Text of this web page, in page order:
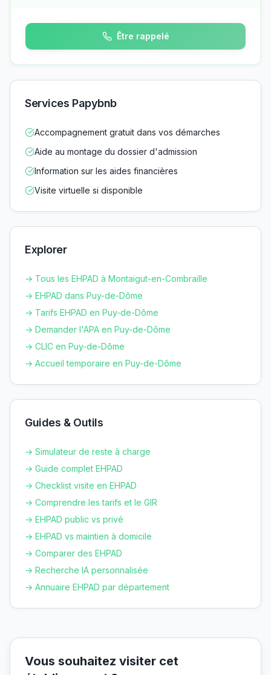
Être rappelé
Services Papybnb
Accompagnement gratuit dans vos démarches
Aide au montage du dossier d'admission
Information sur les aides financières
Visite virtuelle si disponible
Explorer
→ Tous les EHPAD à Montaigut-en-Combraille
→ EHPAD dans Puy-de-Dôme
→ Tarifs EHPAD en Puy-de-Dôme
→ Demander l'APA en Puy-de-Dôme
→ CLIC en Puy-de-Dôme
→ Accueil temporaire en Puy-de-Dôme
Guides & Outils
→ Simulateur de reste à charge
→ Guide complet EHPAD
→ Checklist visite en EHPAD
→ Comprendre les tarifs et le GIR
→ EHPAD public vs privé
→ EHPAD vs maintien à domicile
→ Comparer des EHPAD
→ Recherche IA personnalisée
→ Annuaire EHPAD par département
Vous souhaitez visiter cet